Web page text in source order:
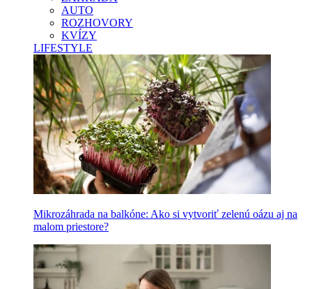
AUTO
ROZHOVORY
KVÍZY
LIFESTYLE
Mikrozáhrada na balkóne: Ako si vytvoriť zelenú oázu aj na
malom priestore?